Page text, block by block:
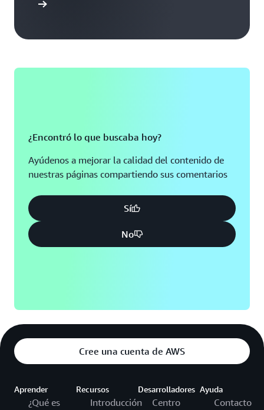
¿Encontró lo que buscaba hoy?
Ayúdenos a mejorar la calidad del contenido de
nuestras páginas compartiendo sus comentarios
Sí
No
Cree una cuenta de AWS
Aprender
¿Qué es
Recursos
Introducción
Desarrolladores
Centro
Ayuda
Contacto